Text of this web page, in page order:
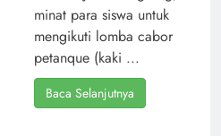
minat para siswa untuk
mengikuti lomba cabor
petanque (kaki ...
Baca Selanjutnya